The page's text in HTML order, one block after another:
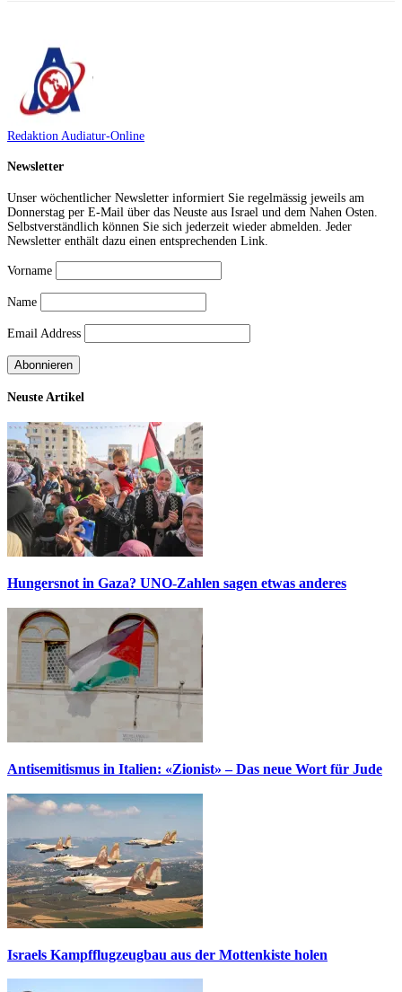
Redaktion Audiatur-Online
Newsletter
Unser wöchentlicher Newsletter informiert Sie regelmässig jeweils am
Donnerstag per E-Mail über das Neuste aus Israel und dem Nahen Osten.
Selbstverständlich können Sie sich jederzeit wieder abmelden. Jeder
Newsletter enthält dazu einen entsprechenden Link.
Vorname
Name
Email Address
Neuste Artikel
Hungersnot in Gaza? UNO-Zahlen sagen etwas anderes
Antisemitismus in Italien: «Zionist» – Das neue Wort für Jude
Israels Kampfflugzeugbau aus der Mottenkiste holen